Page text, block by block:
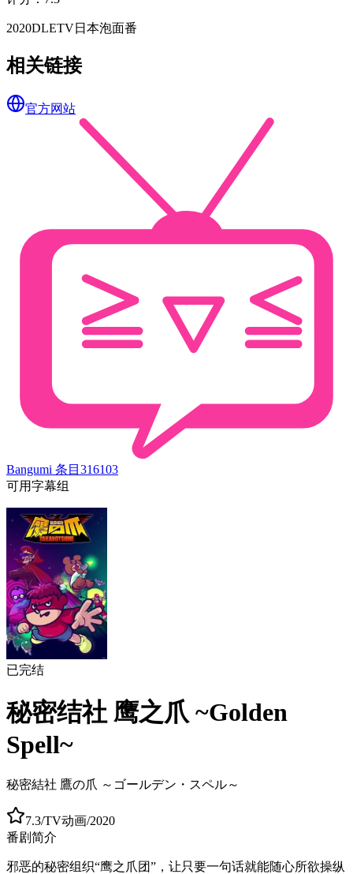
2020DLETV日本泡面番
相关链接
官方网站
Bangumi 条目 316103
可用字幕组
已完结
秘密结社 鹰之爪 ~Golden
Spell~
秘密結社 鷹の爪 ～ゴールデン・スペル～
7.3/TV动画/2020
番剧简介
邪恶的秘密组织“鹰之爪团”，让只要一句话就能随心所欲操纵